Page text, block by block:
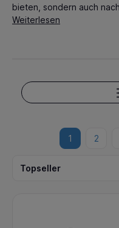
bieten, sondern auch
Weiterlesen
1 2